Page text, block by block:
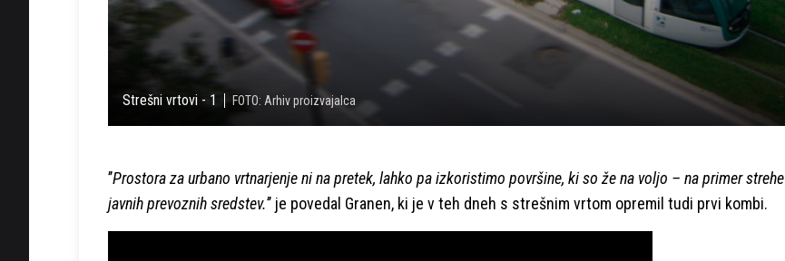
Strešni vrtovi - 1 FOTO: Arhiv proizvajalca
’’Prostora za urbano vrtnarjenje ni na pretek, lahko pa izkoristimo površine, ki so že na voljo – na primer strehe
javnih prevoznih sredstev.’’ je povedal Granen, ki je v teh dneh s strešnim vrtom opremil tudi prvi kombi.